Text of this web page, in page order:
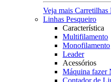
Veja mais Carretilhas
Linhas Pesqueiro
Característica
Multifilamento
Monofilamento
Leader
Acessórios
Máquina fazer
Contador de